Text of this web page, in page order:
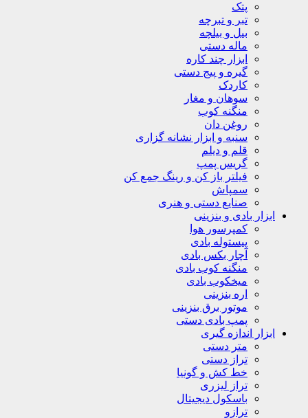
پتک
تبر و تبرچه
بیل و بیلچه
ماله دستی
ابزار چند کاره
گیره و پیج دستی
کاردک
سوهان و مغار
منگنه کوب
روغن دان
سنبه و ابزار نشانه گزاری
قلم و دیلم
گریس پمپ
فیلتر باز کن و رینگ جمع کن
سمپاش
صنایع دستی و هنری
ابزار بادی و بنزینی
کمپرسور هوا
پیستوله بادی
آچار بکس بادی
منگنه کوب بادی
میخکوب بادی
اره بنزینی
موتور برق بنزینی
پمپ بادی دستی
ابزار اندازه گیری
متر دستی
تراز دستی
خط کش و گونیا
تراز لیزری
باسکول دیجیتال
ترازو